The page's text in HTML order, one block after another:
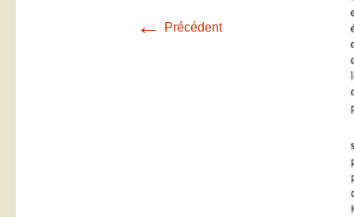
← Précédent